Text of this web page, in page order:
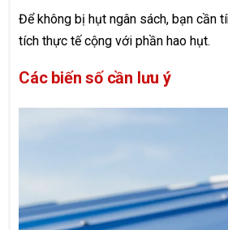
Để không bị hụt ngân sách, bạn cần
tích thực tế cộng với phần hao hụt.
Các biến số cần lưu ý